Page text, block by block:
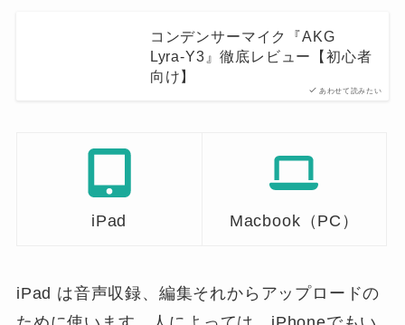
あわせて読みたい
コンデンサーマイク『AKG
Lyra-Y3』徹底レビュー【初心者
向け】
iPad Macbook（PC）
iPad は音声収録、編集それからアップロードの